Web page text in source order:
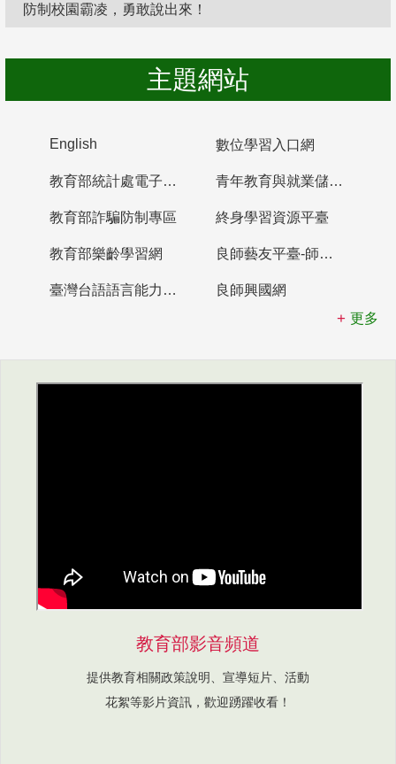
防制校園霸凌，勇敢說出來！
主題網站
English 數位學習入口網
教育部統計處電子書櫃 青年教育與就業儲蓄帳戶
教育部詐騙防制專區 終身學習資源平臺
教育部樂齡學習網 良師藝友平臺-師資培育整合平臺
臺灣台語語言能力認證網站
良師興國網
更多
教育部影音頻道
提供教育相關政策說明、宣導短片、活動
花絮等影片資訊，歡迎踴躍收看！